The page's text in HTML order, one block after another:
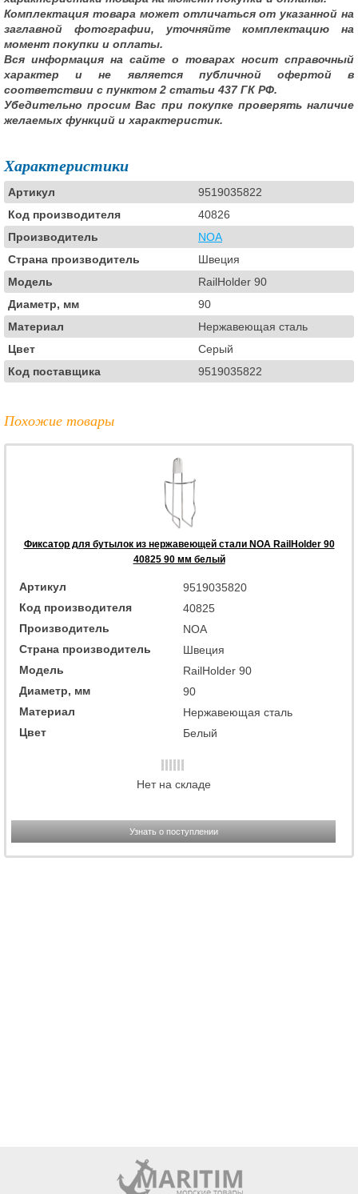
Комплектация товара может отличаться от указанной на
заглавной фотографии, уточняйте комплектацию на
момент покупки и оплаты.
Вся информация на сайте о товарах носит справочный
характер и не является публичной офертой в
соответствии с пунктом 2 статьи 437 ГК РФ.
Убедительно просим Вас при покупке проверять наличие
желаемых функций и характеристик.
Характеристики
Артикул
9519035822
Код производителя
40826
Производитель
NOA
Страна производитель
Швеция
Модель
RailHolder 90
Диаметр, мм
90
Материал
Нержавеющая сталь
Цвет
Серый
Код поставщика
9519035822
Похожие товары
Фиксатор для бутылок из нержавеющей стали NOA RailHolder 90
40825 90 мм белый
Артикул
9519035820
Код производителя
40825
Производитель
NOA
Страна производитель
Швеция
Модель
RailHolder 90
Диаметр, мм
90
Материал
Нержавеющая сталь
Цвет
Белый
Нет на складе
Узнать о поступлении